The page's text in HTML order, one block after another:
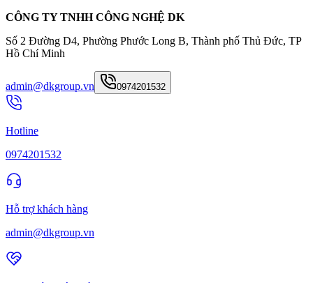
CÔNG TY TNHH CÔNG NGHỆ DK
Số 2 Đường D4, Phường Phước Long B, Thành phố Thủ Đức, TP
Hồ Chí Minh
admin@dkgroup.vn 0974201532
Hotline
0974201532
Hỗ trợ khách hàng
admin@dkgroup.vn